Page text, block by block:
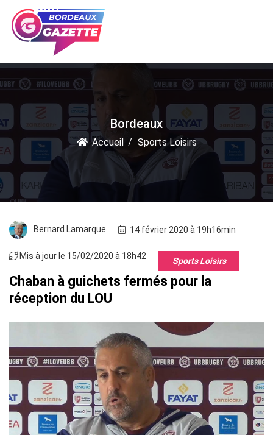
Bordeaux
Accueil Sports Loisirs
Bernard Lamarque 14 février 2020 à 19h16min
Mis à jour le 15/02/2020 à 18h42 Sports Loisirs
Chaban à guichets fermés pour la
réception du LOU